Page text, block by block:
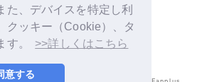
た、デバイスを特定し利
クッキー（Cookie）、タ
す。
>>詳しくはこちら
意する